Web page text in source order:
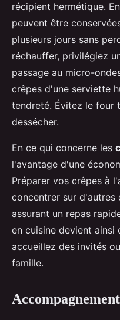
récipient hermétique.
peuvent être
plusieurs jours sans
réchauffer, privilégiez
passage au micro-
crêpes d'une serviette
tendreté. Évitez le four
dessécher.
En ce qui concerne les
l'avantage d'une
Préparer vos crêpes à
concentrer sur d'autres
assurant un repas
en cuisine devient
accueillez des invités
famille.